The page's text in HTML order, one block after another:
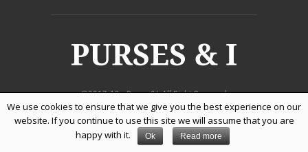
@2017-19 - Purses&I. All Right Reserved.
BACK TO TOP
We use cookies to ensure that we give you the best experience on our
website. If you continue to use this site we will assume that you are
happy with it.
Ok Read more